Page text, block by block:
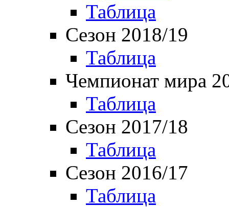
Таблица
Сезон 2018/19
Таблица
Чемпионат мира
Таблица
Сезон 2017/18
Таблица
Сезон 2016/17
Таблица